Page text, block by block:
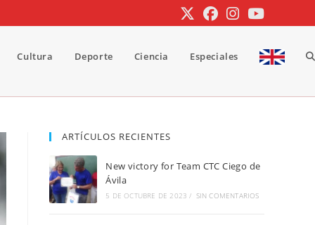
Cultura Deporte Ciencia Especiales
ARTÍCULOS RECIENTES
New victory for Team CTC Ciego de
Ávila
5 DE OCTUBRE DE 2023 / SIN COMENTARIOS